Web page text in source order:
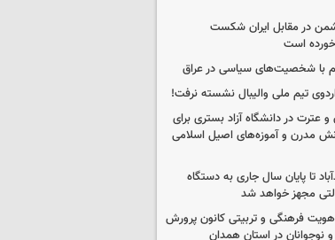
در مقابل ایران شکست
است
با شخصیت‌های سیاسی در عراق
تیم ملی والیبال نشسته نرفت!
عترت در دانشگاه آزاد بستری برای
مدرن و آموزه‌های اصیل اسلامی
تا پایان سال جاری به دستگاه
مجهز خواهد شد
فرهنگی و تربیتی کانون پرورش
نوجوانان در استان همدان